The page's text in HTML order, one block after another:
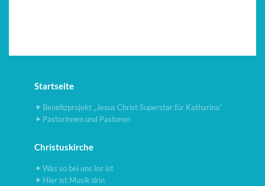
Startseite
Benefizprojekt „Jesus Christ Superstar für Katharina“
Pastorinnen und Pastoren
Christuskirche
Was so bei uns los ist
Hier ist Musik drin